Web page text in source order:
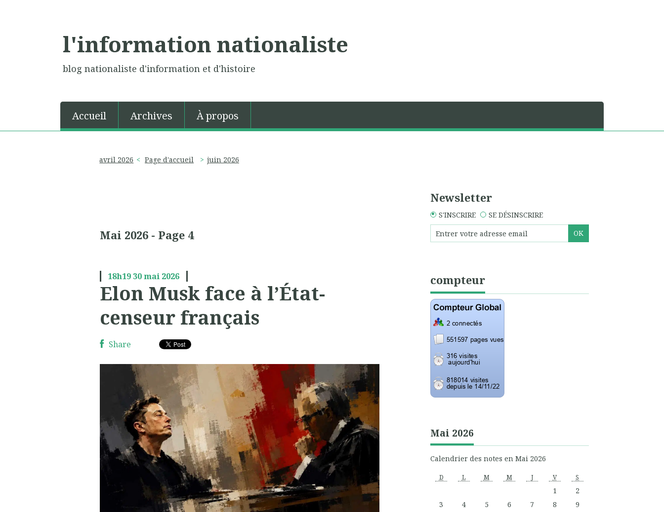
l'information nationaliste
blog nationaliste d'information et d'histoire
Accueil Archives À propos
avril 2026 Page d'accueil juin 2026
Mai 2026 - Page 4
18h19 30mai 2026
Elon Musk face à l’État-
censeur français
Share
Newsletter
S'INSCRIRE SE DÉSINSCRIRE
compteur
Mai 2026
Calendrier des notes en Mai 2026
D L M M J V S
1
2
3
4 5 6 7 8
9